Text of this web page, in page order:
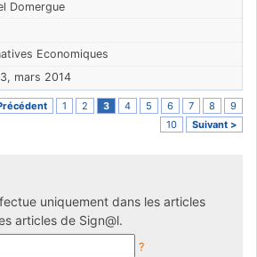
Domergue
Economiques
mars 2014
1 2 3 4 5 6 7 8
9
10
Suivant >
uniquement dans les articles
articles de Sign@l.
?